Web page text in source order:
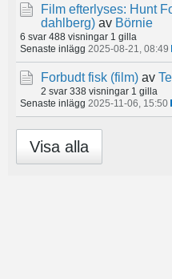
Film efterlyses: Hunt
dahlberg) av Börnie
6 svar 488 visningar 1 gilla
Senaste inlägg 2025-08-21, 08:49
Forbudt fisk (film) av
2 svar 338 visningar 1 gilla
Senaste inlägg 2025-11-06, 15:50
Visa alla